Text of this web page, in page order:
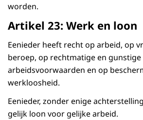
worden.
Artikel 23: Werk en loon
Eenieder heeft recht op arbeid, op
beroep, op rechtmatige en gunstige
arbeidsvoorwaarden en op
werkloosheid.
Eenieder, zonder enige
gelijk loon voor gelijke arbeid.